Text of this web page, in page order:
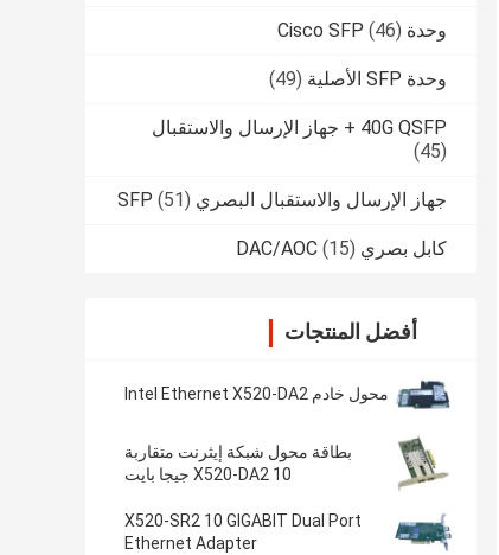
وحدة Cisco SFP (46)
وحدة SFP الأصلية (49)
40G QSFP + جهاز الإرسال والاستقبال
(45)
جهاز الإرسال والاستقبال البصري SFP (51)
كابل بصري DAC/AOC (15)
أفضل المنتجات
محول خادم Intel Ethernet X520-DA2
بطاقة محول شبكة إيثرنت متقاربة
X520-DA2 10 جيجا بايت
X520-SR2 10 GIGABIT Dual Port
Ethernet Adapter